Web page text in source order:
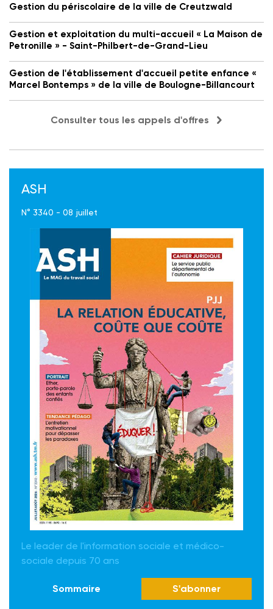
Gestion du périscolaire de la ville de Creutzwald
Gestion et exploitation du multi-accueil « La Maison de
Petronille » - Saint-Philbert-de-Grand-Lieu
Gestion de l'établissement d'accueil petite enfance «
Marcel Bontemps » de la ville de Boulogne-Billancourt
Consulter tous les appels d'offres
ASH
N° 3340 - 08 juillet
Le leader de l'information sociale et médico-
sociale depuis 70 ans
Sommaire S'abonner